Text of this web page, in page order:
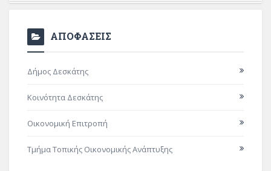
ΑΠΟΦΑΣΕΙΣ
Δήμος Δεσκάτης
Κοινότητα Δεσκάτης
Οικονομική Επιτροπή
Τμήμα Τοπικής Οικονομικής Ανάπτυξης